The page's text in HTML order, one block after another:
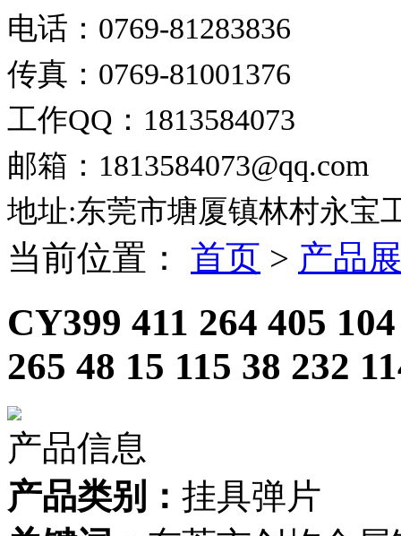
电话：0769-81283836
传真：0769-81001376
工作QQ：1813584073
邮箱：1813584073@qq.com
地址:东莞市塘厦镇林村永宝
当前位置： 首页 > 产品
CY399 411 264 405
265 48 15 115 38 232
产品信息
产品类别： 挂具弹片